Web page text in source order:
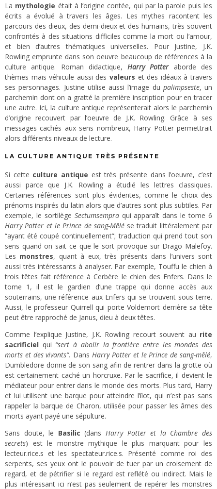
La mythologie était à l’origine contée, qui par la parole puis les
écrits a évolué à travers les âges. Les mythes racontent les
parcours des dieux, des demi-dieux et des humains, très souvent
confrontés à des situations difficiles comme la mort ou l’amour,
et bien d’autres thématiques universelles. Pour Justine, J.K.
Rowling emprunte dans son oeuvre beaucoup de références à la
culture antique. Roman didactique,Harry Potteraborde des
thèmes mais véhicule aussi des valeurs et des idéaux à travers
ses personnages. Justine utilise aussi l’image du palimpseste, un
parchemin dont on a gratté la première inscription pour en tracer
une autre. Ici, la culture antique représenterait alors le parchemin
d’origine recouvert par l’oeuvre de J.K. Rowling. Grâce à ses
messages cachés aux sens nombreux, Harry Potter permettrait
alors différents niveaux de lecture.
LA CULTURE ANTIQUE TRÈS PRÉSENTE
Si cette culture antique est très présente dans l’oeuvre, c’est
aussi parce que J.K. Rowling a étudié les lettres classiques.
Certaines références sont plus évidentes, comme le choix des
prénoms inspirés du latin alors que d’autres sont plus subtiles. Par
exemple, le sortilège Sectumsempraqui apparaît dans le tome 6
Harry Potter et le Prince de sang-Mêlése traduit littéralement par
“ayant été coupé continuellement”; traduction qui prend tout son
sens quand on sait ce que le sort provoque sur Drago Malefoy.
Les monstres, quant à eux, très présents dans l’univers sont
aussi très intéressants à analyser. Par exemple, Touffu le chien à
trois têtes fait référence à Cerbère le chien des Enfers. Dans le
tome 1, il est le gardien d’une trappe qui donne accès aux
souterrains, une référence aux Enfers qui se trouvent sous terre.
Aussi, le professeur Quirrell qui porte Voldemort derrière sa tête
peut être rapproché de Janus, dieu à deux têtes.
Comme l’explique Justine, J.K. Rowling recourt souvent au rite
sacrificiel qui “sert à abolir la frontière entre les mondes des
morts et des vivants”. DansHarry Potter et le Prince de sang-mêlé,
Dumbledore donne de son sang afin de rentrer dans la grotte où
est certainement caché un horcruxe. Par le sacrifice, il devient le
médiateur pour entrer dans le monde des morts. Plus tard, Harry
et lui utilisent une barque pour atteindre l’îlot, qui n’est pas sans
rappeler la barque de Charon, utilisée pour passer les âmes des
morts ayant payé une sépulture.
Sans doute, le Basilic (dansHarry Potter et la Chambre des
secrets) est le monstre mythique le plus marquant pour les
lecteur.rice.s et les spectateur.rice.s. Présenté comme roi des
serpents, ses yeux ont le pouvoir de tuer par un croisement de
regard, et de pétrifier si le regard est reflété ou indirect. Mais le
plus intéressant ici n’est pas seulement de repérer les monstres